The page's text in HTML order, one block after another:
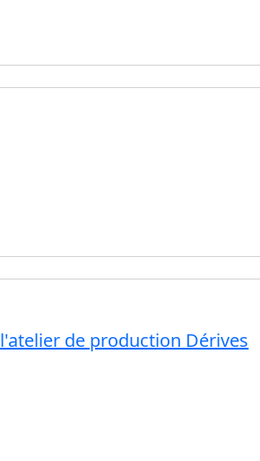
de production Dérives